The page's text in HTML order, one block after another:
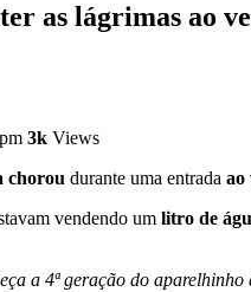
as lágrimas ao
3k Views
chorou durante uma entrada ao
vendendo um litro de
a 4ª geração do aparelhinho